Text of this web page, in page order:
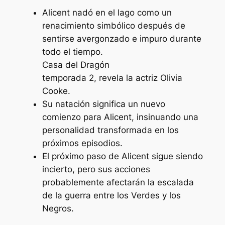
Alicent nadó en el lago como un
renacimiento simbólico después de
sentirse avergonzado e impuro durante
todo el tiempo.
Casa del Dragón
temporada 2, revela la actriz Olivia
Cooke.
Su natación significa un nuevo
comienzo para Alicent, insinuando una
personalidad transformada en los
próximos episodios.
El próximo paso de Alicent sigue siendo
incierto, pero sus acciones
probablemente afectarán la escalada
de la guerra entre los Verdes y los
Negros.